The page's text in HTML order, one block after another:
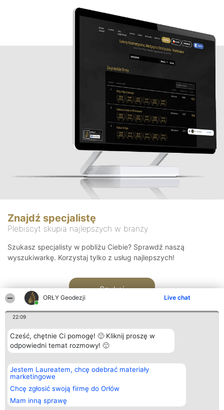
ORŁY Geodezji Live chat
22:09
Cześć, chętnie Ci pomogę! 🙂 Kliknij proszę w
odpowiedni temat rozmowy! 🙂
Jestem Laureatem, chcę odebrać materiały
marketingowe
Chcę zgłosić swoją firmę do Orłów
Mam inną sprawę
Znajdź specjalistę
Plebiscyt skupia najlepszych w branży
Szukasz specjalisty w pobliżu Ciebie? Sprawdź naszą
wyszukiwarkę. Korzystaj tylko z usług najlepszych!
Szukaj
Organizator plebiscytu
Bright Side Solutions sp. z o.
o. sp. k.
ul. Ruska 22
Wrocław 50-079
KRS 0000749100 | Regon
381313360 | NIP 8943132676
Plebiscyt
Laureaci
wszystkich
Laureatów
Regulamin
Kontakt
Kontakt